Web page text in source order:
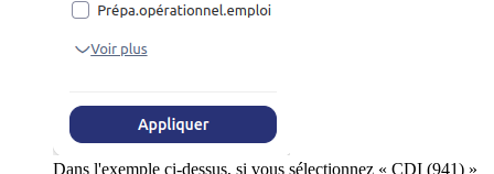
Dans l'exemple ci-dessus, si vous sélectionnez « CDI (941) »